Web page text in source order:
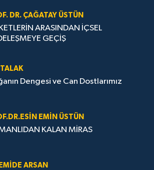
DR. ÇAĞATAY ÜSTÜN
ARASINDAN İÇSEL
GEÇİŞ
Dengesi ve Can Dostlarımız
EMIN ÜSTÜN
KALAN MİRAS
ARSAN